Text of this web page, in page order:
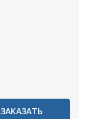
ЗАКАЗАТЬ